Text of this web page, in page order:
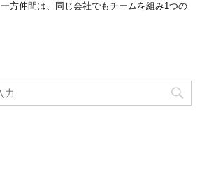
方仲間は、同じ会社でもチームを組み1つの